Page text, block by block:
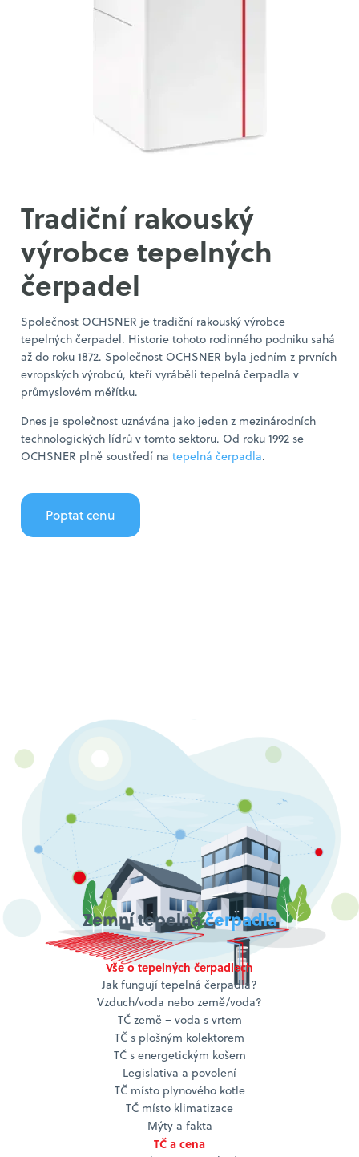
Tradiční rakouský
výrobce tepelných
čerpadel
Společnost OCHSNER je tradiční rakouský výrobce
tepelných čerpadel. Historie tohoto rodinného podniku sahá
až do roku 1872. Společnost OCHSNER byla jedním z prvních
evropských výrobců, kteří vyráběli tepelná čerpadla v
průmyslovém měřítku.
Dnes je společnost uznávána jako jeden z mezinárodních
technologických lídrů v tomto sektoru. Od roku 1992 se
OCHSNER plně soustředí na tepelná čerpadla.
Poptat cenu
Zemní tepelnáčerpadla
Vše o tepelných čerpadlech
Jak fungují tepelná čerpadla?
Vzduch/voda nebo země/voda?
TČ země – voda s vrtem
TČ s plošným kolektorem
TČ s energetickým košem
Legislativa a povolení
TČ místo plynového kotle
TČ místo klimatizace
Mýty a fakta
TČ a cena